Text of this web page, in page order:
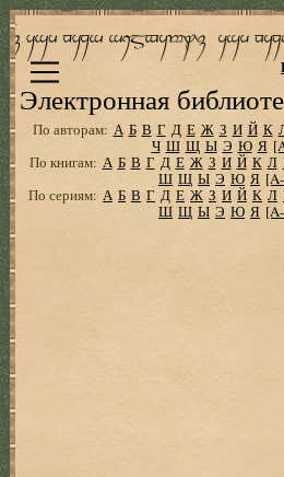
Электронная
По авторам: А Б В Г Д Е Ж З И Й К
Ч Ш Щ Ы Э Ю Я
По книгам: А Б В Г Д Е Ж З И Й К Л
Ш Щ Ы Э Ю Я
По сериям: А Б В Г Д Е Ж З И Й К Л
Ш Щ Ы Э Ю Я